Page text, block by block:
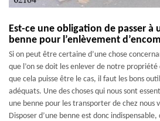
Est-ce une obligation de passer à
benne pour l’enlèvement
Si on peut être certaine d’une chose
que l’on se doit les enlever de notre propriété
que cela puisse être le cas, il faut les bons
adéquats. Une des choses qui nous sont
une benne pour les transporter de chez nous
Disposer d’une benne est donc